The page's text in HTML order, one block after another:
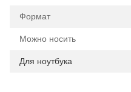
Формат
Можно носить
Для ноутбука